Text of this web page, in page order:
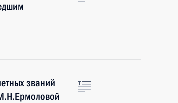
званий